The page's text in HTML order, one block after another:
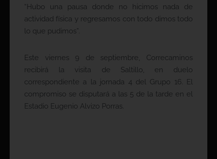
“Hubo una pausa donde no hicimos nada de
actividad física y regresamos con todo dimos todo
lo que pudimos”.
Este viernes 9 de septiembre, Correcaminos
recibirá la visita de Saltillo, en duelo
correspondiente a la jornada 4 del Grupo 16. El
compromiso se disputará a las 5 de la tarde en el
Estadio Eugenio Alvizo Porras.